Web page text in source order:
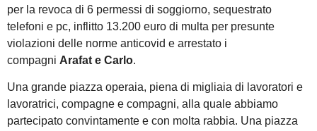
per la revoca di 6 permessi di soggiorno, sequestrato
telefoni e pc, inflitto 13.200 euro di multa per presunte
violazioni delle norme anticovid e arrestato i
compagni Arafat e Carlo.
Una grande piazza operaia, piena di migliaia di lavoratori e
lavoratrici, compagne e compagni, alla quale abbiamo
partecipato convintamente e con molta rabbia. Una piazza